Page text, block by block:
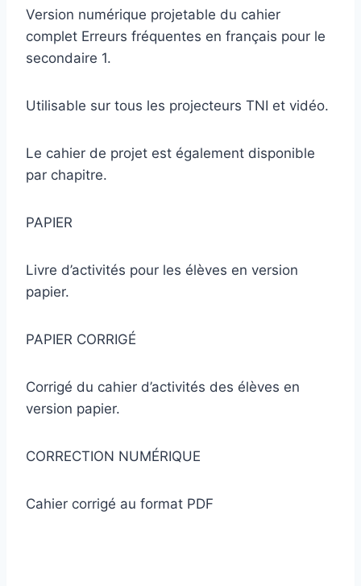
Version numérique projetable du cahier
complet Erreurs fréquentes en français pour le
secondaire 1.
Utilisable sur tous les projecteurs TNI et vidéo.
Le cahier de projet est également disponible
par chapitre.
PAPIER
Livre d’activités pour les élèves en version
papier.
PAPIER CORRIGÉ
Corrigé du cahier d’activités des élèves en
version papier.
CORRECTION NUMÉRIQUE
Cahier corrigé au format PDF